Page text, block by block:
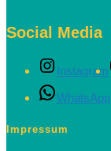
Social Media
Instagram
WhatsApp
Impressum